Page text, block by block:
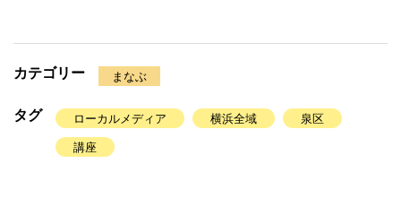
カテゴリー まなぶ
タグ ローカルメディア 横浜全域 泉区
講座